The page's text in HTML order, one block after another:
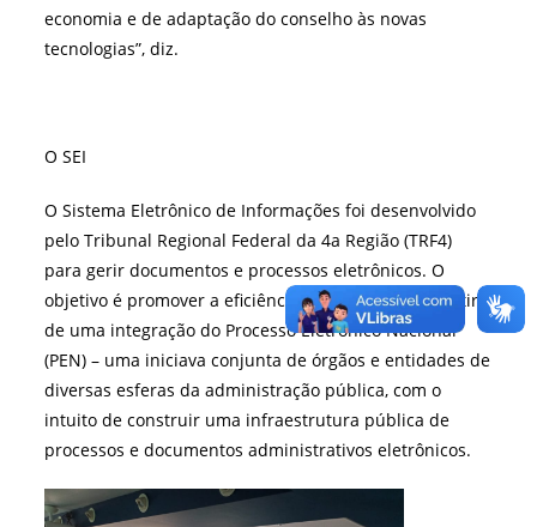
economia e de adaptação do conselho às novas
tecnologias”, diz.
O SEI
O Sistema Eletrônico de Informações foi desenvolvido
pelo Tribunal Regional Federal da 4a Região (TRF4)
para gerir documentos e processos eletrônicos. O
objetivo é promover a eficiência administrava, a partir
de uma integração do Processo Eletrônico Nacional
(PEN) – uma iniciava conjunta de órgãos e entidades de
diversas esferas da administração pública, com o
intuito de construir uma infraestrutura pública de
processos e documentos administrativos eletrônicos.